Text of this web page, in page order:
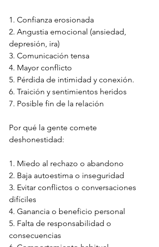
1. Confianza erosionada
2. Angustia emocional (ansiedad,
depresión, ira)
3. Comunicación tensa
4. Mayor conflicto
5. Pérdida de intimidad y conexión.
6. Traición y sentimientos heridos
7. Posible fin de la relación
Por qué la gente comete
deshonestidad:
1. Miedo al rechazo o abandono
2. Baja autoestima o inseguridad
3. Evitar conflictos o conversaciones
difíciles
4. Ganancia o beneficio personal
5. Falta de responsabilidad o
consecuencias